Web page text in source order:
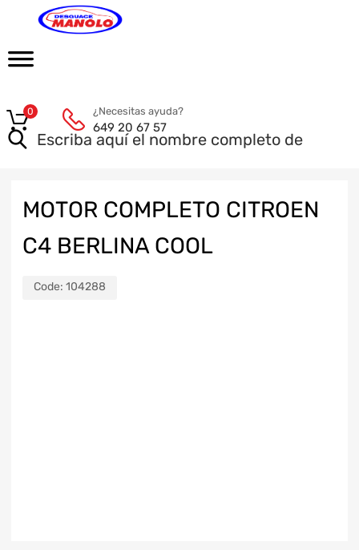
¿Necesitas ayuda?
649 20 67 57
0
MOTOR COMPLETO CITROEN
C4 BERLINA COOL
Code: 104288